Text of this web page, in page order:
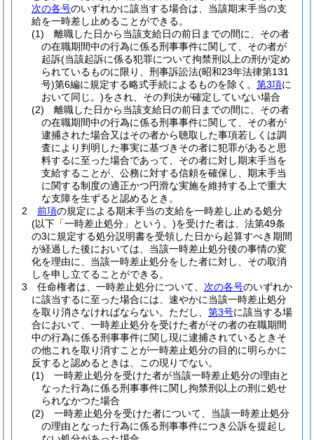
次の各号のいずれかに該当する場合は、当該期末手当の支
給を一時差し止めることができる。
(1)
離職した日から当該支給日の前日までの間に、その者
の在職期間中の行為に係る刑事事件に関して、その者が
起訴(当該起訴に係る犯罪について拘禁刑以上の刑が定め
られているものに限り、刑事訴訟法(昭和23年法律第131
号)第6編に規定する略式手続によるものを除く。 第3項に
おいて同じ。)をされ、その判決が確定していない場合
(2)
離職した日から当該支給日の前日までの間に、その者
の在職期間中の行為に係る刑事事件に関して、その者が
逮捕された場合又はその者から聴取した事項若しくは調
査により判明した事実に基づきその者に犯罪があると思
料するに至った場合であって、その者に対し期末手当を
支給することが、公務に対する信頼を確保し、期末手当
に関する制度の適正かつ円滑な実施を維持する上で重大
な支障を生ずると認めるとき。
2
前項の規定による期末手当の支給を一時差し止める処分
(以下「一時差止処分」という。)を受けた者は、法第49条
の3に規定する処分説明書を受領した日から起算すべき期間
が経過した後においては、当該一時差止処分後の事情の変
化を理由に、当該一時差止処分をした者に対し、その取消
しを申し立てることができる。
3
任命権者は、一時差止処分について、 次の各号のいずれか
に該当するに至った場合には、速やかに当該一時差止処分
を取り消さなければならない。 ただし、 第3号に該当する場
合において、一時差止処分を受けた者がその者の在職期間
中の行為に係る刑事事件に関し現に逮捕されているときそ
の他これを取り消すことが一時差止処分の目的に明らかに
反すると認めるときは、この現りでない。
(1)
一時差止処分を受けた者が当該一時差止処分の理由と
なった行為に係る刑事事件に関し拘禁刑以上の刑に処せ
られなかつた場合
(2)
一時差止処分を受けた者について、当該一時差止処分
の理由となった行為に係る刑事事件につき公訴を提起し